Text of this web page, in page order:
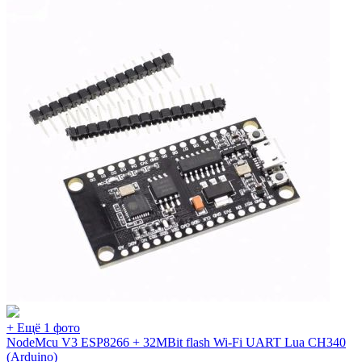
+ Ещё 1 фото
NodeMcu V3 ESP8266 + 32MBit flash Wi-Fi UART Lua CH340
(Arduino)